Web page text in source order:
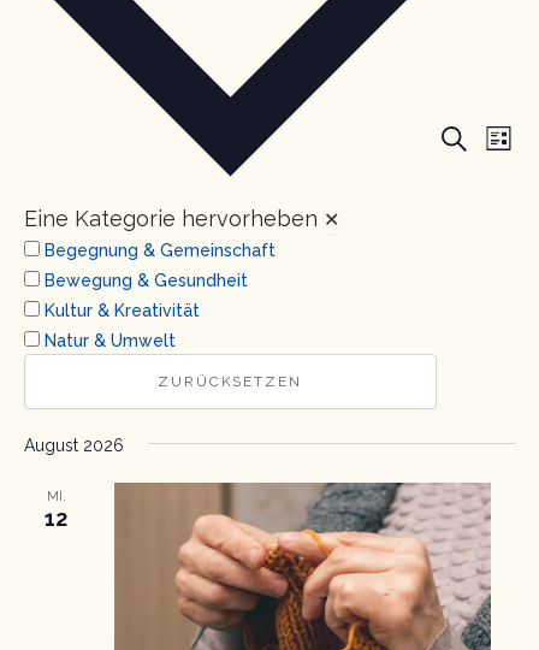
SUCHE
Eine Kategorie hervorheben ✕
Begegnung & Gemeinschaft
Bewegung & Gesundheit
Kultur & Kreativität
Natur & Umwelt
ZURÜCKSETZEN
August 2026
MI.
12